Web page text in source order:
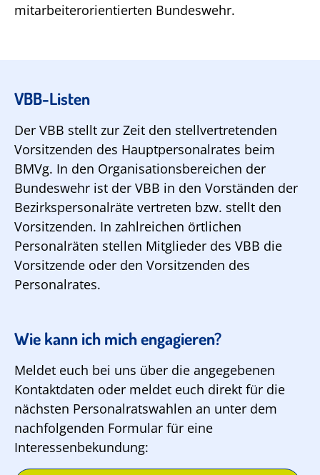
mitarbeiterorientierten Bundeswehr.
VBB-Listen
Der VBB stellt zur Zeit den stellvertretenden
Vorsitzenden des Hauptpersonalrates beim
BMVg. In den Organisationsbereichen der
Bundeswehr ist der VBB in den Vorständen der
Bezirkspersonalräte vertreten bzw. stellt den
Vorsitzenden. In zahlreichen örtlichen
Personalräten stellen Mitglieder des VBB die
Vorsitzende oder den Vorsitzenden des
Personalrates.
Wie kann ich mich engagieren?
Meldet euch bei uns über die angegebenen
Kontaktdaten oder meldet euch direkt für die
nächsten Personalratswahlen an unter dem
nachfolgenden Formular für eine
Interessenbekundung: